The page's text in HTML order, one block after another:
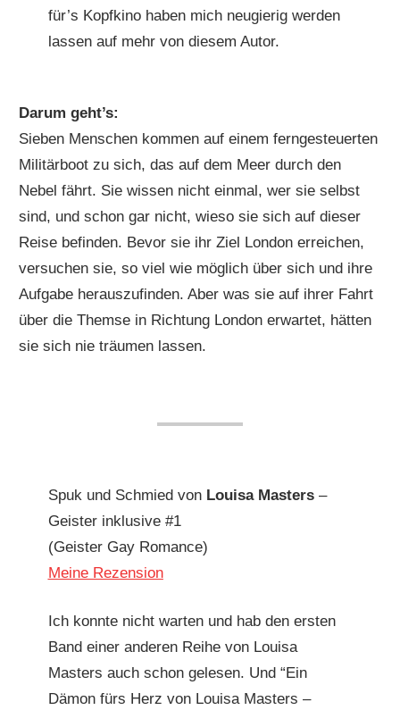
für’s Kopfkino haben mich neugierig werden
lassen auf mehr von diesem Autor.
Darum geht’s:
Sieben Menschen kommen auf einem ferngesteuerten
Militärboot zu sich, das auf dem Meer durch den
Nebel fährt. Sie wissen nicht einmal, wer sie selbst
sind, und schon gar nicht, wieso sie sich auf dieser
Reise befinden. Bevor sie ihr Ziel London erreichen,
versuchen sie, so viel wie möglich über sich und ihre
Aufgabe herauszufinden. Aber was sie auf ihrer Fahrt
über die Themse in Richtung London erwartet, hätten
sie sich nie träumen lassen.
Spuk und Schmied von Louisa Masters–
Geister inklusive #1
(Geister Gay Romance)
Meine Rezension
Ich konnte nicht warten und hab den ersten
Band einer anderen Reihe von Louisa
Masters auch schon gelesen. Und “Ein
Dämon fürs Herz von Louisa Masters –